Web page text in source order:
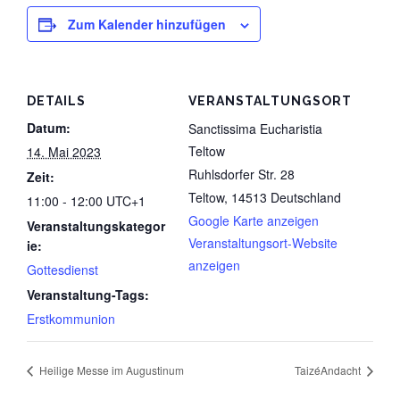
Datenschutz
Zum Kalender hinzufügen
DETAILS
Datum:
14. Mai 2023
Zeit:
11:00 - 12:00 UTC+1
Veranstaltungskategor
ie:
Gottesdienst
Veranstaltung-Tags:
Erstkommunion
VERANSTALTUNGSORT
Sanctissima Eucharistia
Teltow
Ruhlsdorfer Str. 28
Teltow, 14513 Deutschland
Google Karte anzeigen
Veranstaltungsort-Website
anzeigen
Heilige Messe im Augustinum TaizéAndacht